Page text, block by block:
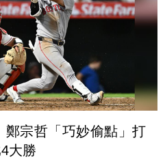
鄭宗哲「巧妙偷點」打
大勝